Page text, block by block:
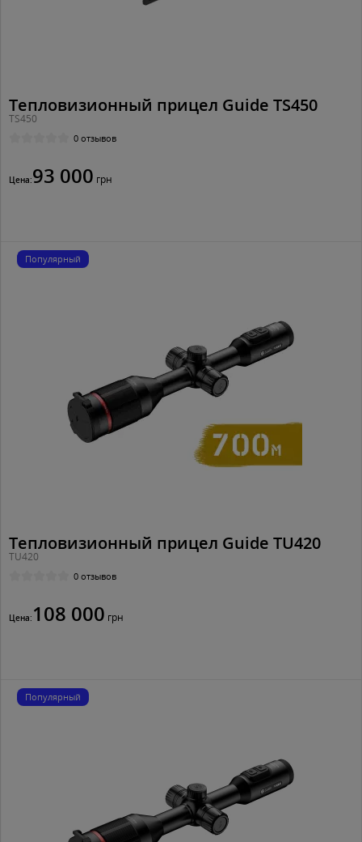
Тепловизионный прицел Guide TS450
TS450
0 отзывов
Цена:93 000 грн
Популярный
Тепловизионный прицел Guide TU420
TU420
0 отзывов
Цена: 108 000 грн
Популярный